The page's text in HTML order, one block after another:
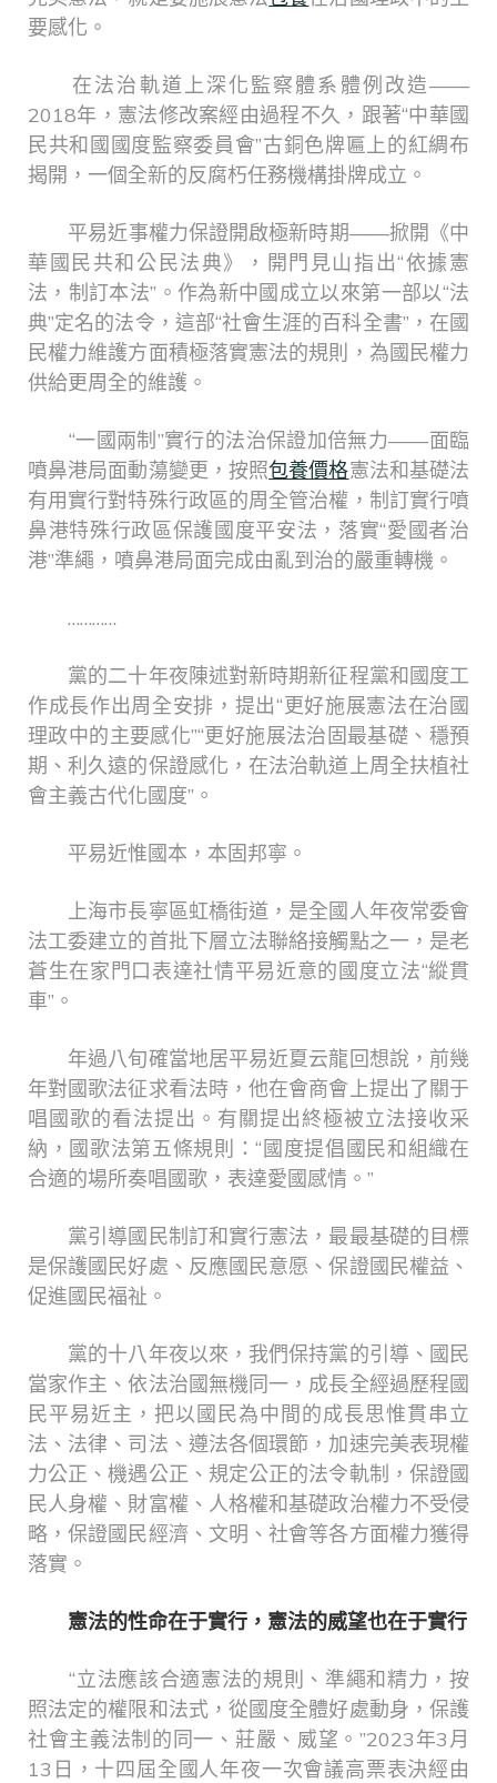
要感化。
在法治軌道上深化監察體系體例改造——
2018年，憲法修改案經由過程不久，跟著“中華國
民共和國國度監察委員會”古銅色牌匾上的紅綢布
揭開，一個全新的反腐朽任務機構掛牌成立。
平易近事權力保證開啟極新時期——掀開《中
華國民共和公民法典》，開門見山指出“依據憲
法，制訂本法”。作為新中國成立以來第一部以“法
典”定名的法令，這部“社會生涯的百科全書”，在國
民權力維護方面積極落實憲法的規則，為國民權力
供給更周全的維護。
“一國兩制”實行的法治保證加倍無力——面臨
噴鼻港局面動蕩變更，按照包養價格憲法和基礎法
有用實行對特殊行政區的周全管治權，制訂實行噴
鼻港特殊行政區保護國度平安法，落實“愛國者治
港”準繩，噴鼻港局面完成由亂到治的嚴重轉機。
…………
黨的二十年夜陳述對新時期新征程黨和國度工
作成長作出周全安排，提出“更好施展憲法在治國
理政中的主要感化”“更好施展法治固最基礎、穩預
期、利久遠的保證感化，在法治軌道上周全扶植社
會主義古代化國度”。
平易近惟國本，本固邦寧。
上海市長寧區虹橋街道，是全國人年夜常委會
法工委建立的首批下層立法聯絡接觸點之一，是老
蒼生在家門口表達社情平易近意的國度立法“縱貫
車”。
年過八旬確當地居平易近夏云龍回想說，前幾
年對國歌法征求看法時，他在會商會上提出了關于
唱國歌的看法提出。有關提出終極被立法接收采
納，國歌法第五條規則：“國度提倡國民和組織在
合適的場所奏唱國歌，表達愛國感情。”
黨引導國民制訂和實行憲法，最最基礎的目標
是保護國民好處、反應國民意愿、保證國民權益、
促進國民福祉。
黨的十八年夜以來，我們保持黨的引導、國民
當家作主、依法治國無機同一，成長全經過歷程國
民平易近主，把以國民為中間的成長思惟貫串立
法、法律、司法、遵法各個環節，加速完美表現權
力公正、機遇公正、規定公正的法令軌制，保證國
民人身權、財富權、人格權和基礎政治權力不受侵
略，保證國民經濟、文明、社會等各方面權力獲得
落實。
憲法的性命在于實行，憲法的威望也在于實行
“立法應該合適憲法的規則、準繩和精力，按
照法定的權限和法式，從國度全體好處動身，保護
社會主義法制的同一、莊嚴、威望。”2023年3月
13日，十四屆全國人年夜一次會議高票表決經由